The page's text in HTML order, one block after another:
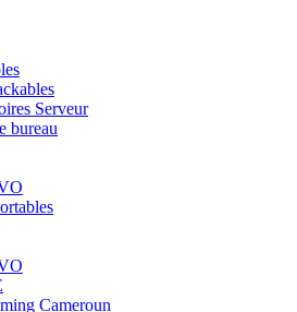
Serveur
bureau
Cameroun